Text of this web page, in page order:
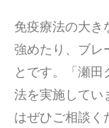
免疫療法の大き
強めたり、ブレ
とです。「瀬田
法を実施してい
はぜひご相談く